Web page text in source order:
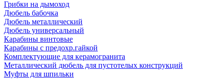
Грибки на дымоход
Дюбель бабочка
Дюбель металлический
Дюбель универсальный
Карабины винтовые
Карабины с предохр.гайкой
Комплектующие для керамогранита
Металлический дюбель для пустотелых конструкций
Муфты для шпильки